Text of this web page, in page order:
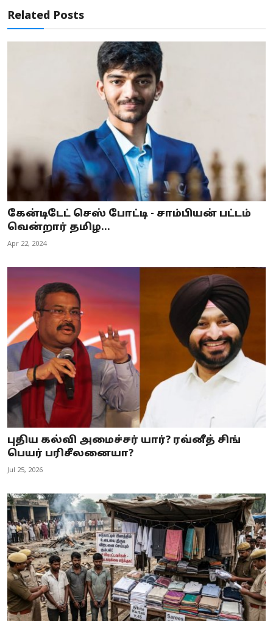
Related Posts
கேன்டிடேட் செஸ் போட்டி - சாம்பியன் பட்டம்
வென்றார் தமிழ...
Apr 22, 2024
புதிய கல்வி அமைச்சர் யார்? ரவ்னீத் சிங்
பெயர் பரிசீலனையா?
Jul 25, 2026